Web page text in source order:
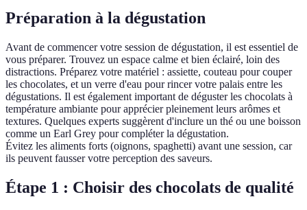
Préparation à la dégustation
Avant de commencer votre session de dégustation, il est essentiel de
vous préparer. Trouvez un espace calme et bien éclairé, loin des
distractions. Préparez votre matériel : assiette, couteau pour couper
les chocolates, et un verre d'eau pour rincer votre palais entre les
dégustations. Il est également important de déguster les chocolats à
température ambiante pour apprécier pleinement leurs arômes et
textures. Quelques experts suggèrent d'inclure un thé ou une boisson
comme un Earl Grey pour compléter la dégustation.
Évitez les aliments forts (oignons, spaghetti) avant une session, car
ils peuvent fausser votre perception des saveurs.
Étape 1 : Choisir des chocolats de qualité